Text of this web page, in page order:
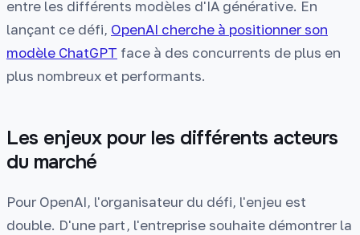
entre les différents modèles d'IA générative. En
lançant ce défi, OpenAI cherche à positionner son
modèle ChatGPT face à des concurrents de plus en
plus nombreux et performants.
Les enjeux pour les différents acteurs
du marché
Pour OpenAI, l'organisateur du défi, l'enjeu est
double. D'une part, l'entreprise souhaite démontrer la